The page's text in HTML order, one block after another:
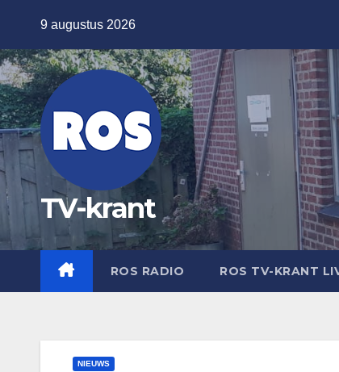
de
inhoud
9 augustus 2026
TV-krant
ROS RADIO ROS TV-KRANT
NIEUWS